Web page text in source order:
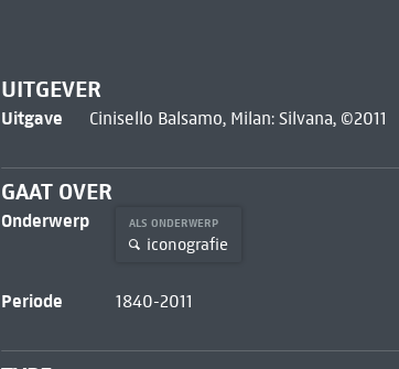
UITGEVER
Uitgave Cinisello Balsamo, Milan: Silvana, ©2011
GAAT OVER
Onderwerp ALS ONDERWERP
iconografie
Periode 1840-2011